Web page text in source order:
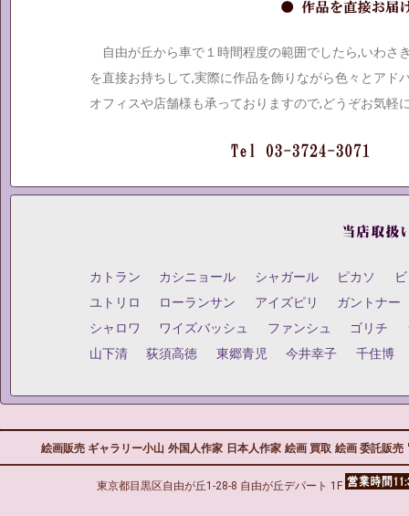
自由が丘から車で１時間程度の範囲でしたら,いわさ
を直接お持ちして,実際に作品を飾りながら色々とアド
オフィスや店舗様も承っておりますので,どうぞお気軽
カトラン カシニョール シャガール ピカソ
ユトリロ
ローランサン アイズピリ
ガントナー
シャロワ
ワイズバッシュ ファンシュ ゴリチ
山下清
荻須高徳 東郷青児 今井幸子 千住博
絵画販売 ギャラリー小山 外国人作家 日本人作家 絵画 買取 絵画 委託販売
東京都目黒区自由が丘1-28-8 自由が丘デパート 1F